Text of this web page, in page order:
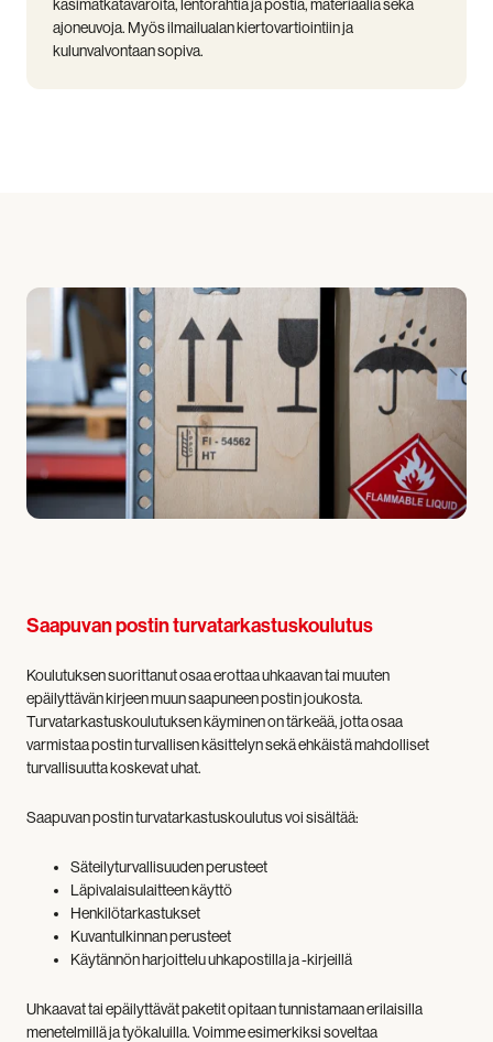
käsimatkatavaroita, lentorahtia ja postia, materiaalia sekä
ajoneuvoja. Myös ilmailualan kiertovartiointiin ja
kulunvalvontaan sopiva.
Saapuvan postin turvatarkastuskoulutus
Koulutuksen suorittanut osaa erottaa uhkaavan tai muuten
epäilyttävän kirjeen muun saapuneen postin joukosta.
Turvatarkastuskoulutuksen käyminen on tärkeää, jotta osaa
varmistaa postin turvallisen käsittelyn sekä ehkäistä mahdolliset
turvallisuutta koskevat uhat.
Saapuvan postin turvatarkastuskoulutus voi sisältää:
Säteilyturvallisuuden perusteet
Läpivalaisulaitteen käyttö
Henkilötarkastukset
Kuvantulkinnan perusteet
Käytännön harjoittelu uhkapostilla ja -kirjeillä
Uhkaavat tai epäilyttävät paketit opitaan tunnistamaan erilaisilla
menetelmillä ja työkaluilla. Voimme esimerkiksi soveltaa